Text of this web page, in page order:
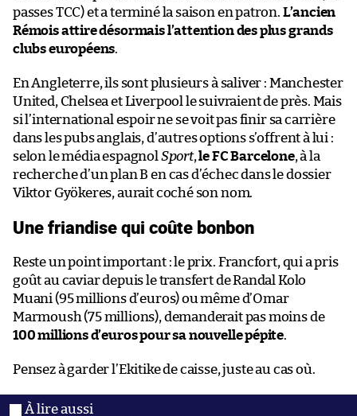
passes TCC) et a terminé la saison en patron. L’ancien
Rémois attire désormais l’attention des plus grands
clubs européens.
En Angleterre, ils sont plusieurs à saliver : Manchester
United, Chelsea et Liverpool le suivraient de près. Mais
si l’international espoir ne se voit pas finir sa carrière
dans les pubs anglais, d’autres options s’offrent à lui :
selon le média espagnol Sport,le FC Barcelone, à la
recherche d’un plan B en cas d’échec dans le dossier
Viktor Gyökeres, aurait coché son nom.
Une friandise qui coûte bonbon
Reste un point important : le prix. Francfort, qui a pris
goût au caviar depuis le transfert de Randal Kolo
Muani (95 millions d’euros) ou même d’Omar
Marmoush (75 millions), demanderait pas moins de
100 millions d’euros pour sa nouvelle pépite.
Pensez à garder l’Ekitike de caisse, juste au cas où.